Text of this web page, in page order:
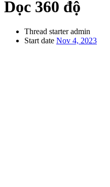
Dọc 360 độ
Thread starter admin
Start date Nov 4, 2023